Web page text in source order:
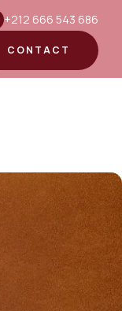
+212 666 543 686
CONTACT